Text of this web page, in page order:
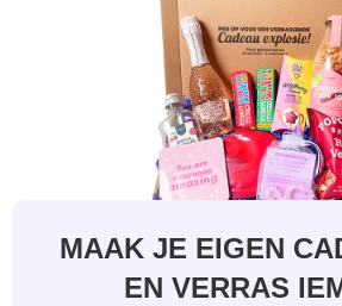
MAAK JE EIGEN
EN VERRAS